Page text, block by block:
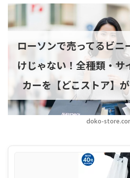
doko-
ローソンで売ってるビニ
けじゃない！全種類・サ
カーを【どこストア】